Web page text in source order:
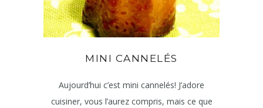
MINI CANNELÉS
Aujourd’hui c’est mini cannelés! J’adore
cuisiner, vous l’aurez compris, mais ce que